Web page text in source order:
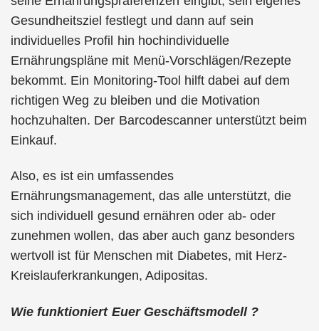
Gesundheitsziel festlegt und dann auf sein
individuelles Profil hin hochindividuelle
Ernährungspläne mit Menü-Vorschlägen/Rezepte
bekommt. Ein Monitoring-Tool hilft dabei auf dem
richtigen Weg zu bleiben und die Motivation
hochzuhalten. Der Barcodescanner unterstützt beim
Einkauf.
Also, es ist ein umfassendes
Ernährungsmanagement, das alle unterstützt, die
sich individuell gesund ernähren oder ab- oder
zunehmen wollen, das aber auch ganz besonders
wertvoll ist für Menschen mit Diabetes, mit Herz-
Kreislauferkrankungen, Adipositas.
Wie funktioniert Euer Geschäftsmodell ?